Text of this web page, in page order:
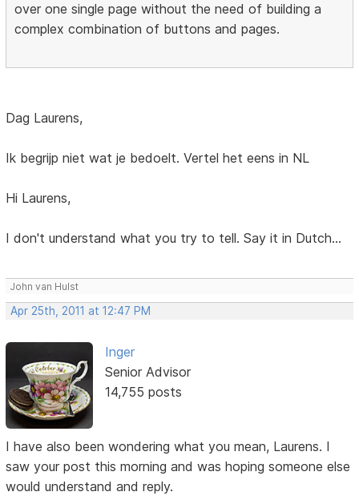
over one single page without the need of building a
complex combination of buttons and pages.
Dag Laurens,
Ik begrijp niet wat je bedoelt. Vertel het eens in NL
Hi Laurens,
I don't understand what you try to tell. Say it in Dutch...
John van Hulst
Apr 25th, 2011 at 12:47 PM
Inger
Senior Advisor
14,755 posts
I have also been wondering what you mean, Laurens. I
saw your post this morning and was hoping someone else
would understand and reply.